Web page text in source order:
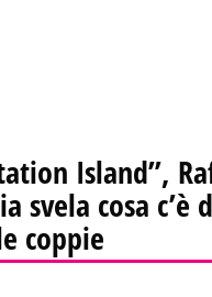
Island”,
svela cosa c’è
coppie